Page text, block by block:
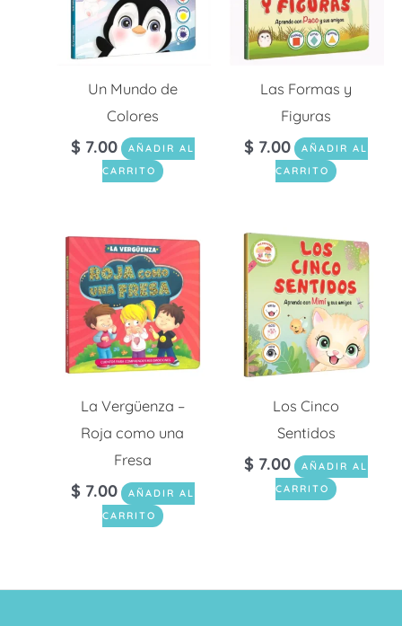
Un Mundo de
Colores
$ 7.00
AÑADIR AL
CARRITO
Las Formas y
Figuras
$ 7.00
AÑADIR AL
CARRITO
La Vergüenza –
Roja como una
Fresa
$ 7.00
AÑADIR AL
CARRITO
Los Cinco
Sentidos
$ 7.00
AÑADIR AL
CARRITO